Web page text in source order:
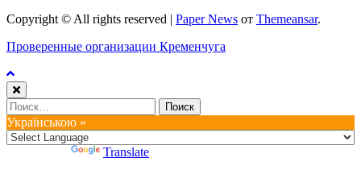
Copyright © All rights reserved | Paper News от Themeansar.
Проверенные организации Кременчуга
Найти:
Українською »
Translate